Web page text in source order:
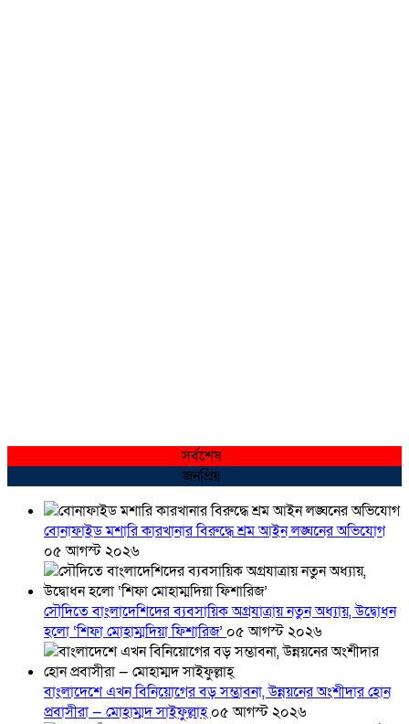
সর্বশেষ
জনপ্রিয়
বোনাফাইড মশারি কারখানার বিরুদ্ধে শ্রম আইন লঙ্ঘনের অভিযোগ
০৫ আগস্ট ২০২৬
সৌদিতে বাংলাদেশিদের ব্যবসায়িক অগ্রযাত্রায় নতুন অধ্যায়, উদ্বোধন
হলো ‘শিফা মোহাম্মদিয়া ফিশারিজ’ ০৫ আগস্ট ২০২৬
বাংলাদেশে এখন বিনিয়োগের বড় সম্ভাবনা, উন্নয়নের অংশীদার হোন
প্রবাসীরা — মোহাম্মদ সাইফুল্লাহ্০৫ আগস্ট ২০২৬